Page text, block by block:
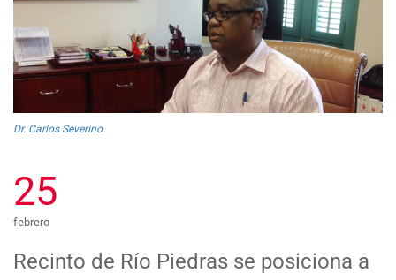
Dr. Carlos Severino
25
febrero
Recinto de Río Piedras se posiciona a